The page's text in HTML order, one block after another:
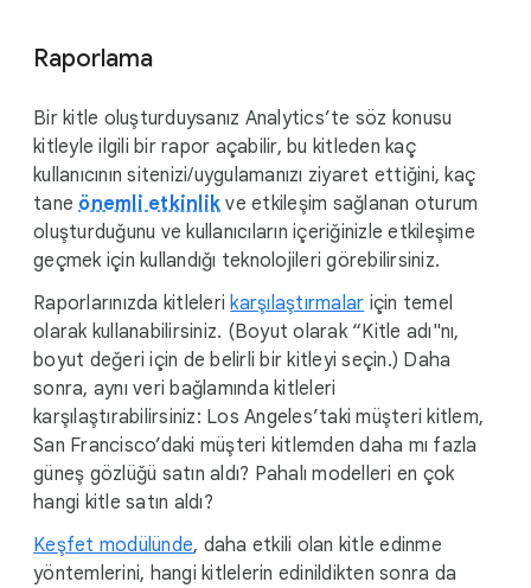
Raporlama
Bir kitle oluşturduysanız Analytics’te söz konusu
kitleyle ilgili bir rapor açabilir, bu kitleden kaç
kullanıcının sitenizi/uygulamanızı ziyaret ettiğini, kaç
taneönemli etkinlik ve etkileşim sağlanan oturum
oluşturduğunu ve kullanıcıların içeriğinizle etkileşime
geçmek için kullandığı teknolojileri görebilirsiniz.
Raporlarınızda kitlelerikarşılaştırmalar için temel
olarak kullanabilirsiniz. (Boyut olarak “Kitle adı"nı,
boyut değeri için de belirli bir kitleyi seçin.) Daha
sonra, aynı veri bağlamında kitleleri
karşılaştırabilirsiniz: Los Angeles’taki müşteri kitlem,
San Francisco’daki müşteri kitlemden daha mı fazla
güneş gözlüğü satın aldı? Pahalı modelleri en çok
hangi kitle satın aldı?
Keşfet modülünde, daha etkili olan kitle edinme
yöntemlerini, hangi kitlelerin edinildikten sonra da